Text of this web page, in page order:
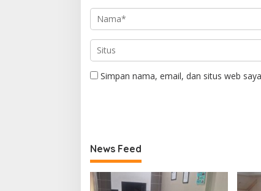
Simpan nama, email, dan situs web
News Feed